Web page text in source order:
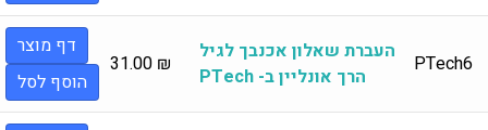
PTech6
העברת שאלון אכנבך לגיל
הרך אונליין ב- PTech
31.00 ₪
דף מוצר
הוסף לסל